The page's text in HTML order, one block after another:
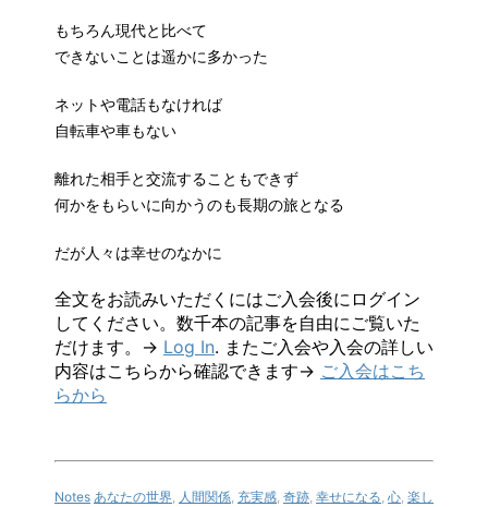
もちろん現代と比べて
できないことは遥かに多かった
ネットや電話もなければ
自転車や車もない
離れた相手と交流することもできず
何かをもらいに向かうのも長期の旅となる
だが人々は幸せのなかに
全文をお読みいただくにはご入会後にログイン
してください。数千本の記事を自由にご覧いた
だけます。→ Log In. またご入会や入会の詳しい
内容はこちらから確認できます→ ご入会はこち
らから
Notes あなたの世界, 人間関係, 充実感, 奇跡, 幸せになる, 心, 楽し